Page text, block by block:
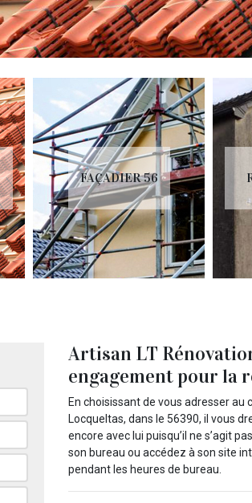
FAÇADIER 56
Artisan LT
engagement pour la
En choisissant de vous adresser
Locqueltas, dans le 56390, il vous
encore avec lui puisqu’il ne s’agit
son bureau ou accédez à son site
pendant les heures de bureau.